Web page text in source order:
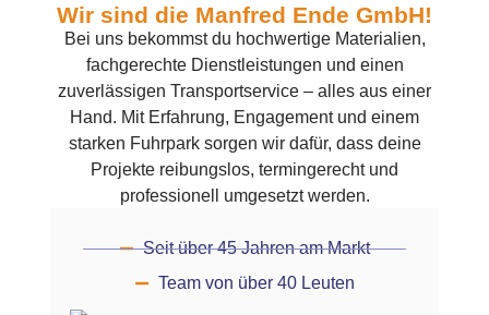
Wir sind die Manfred Ende GmbH!
Bei uns bekommst du hochwertige Materialien,
fachgerechte Dienstleistungen und einen
zuverlässigen Transportservice – alles aus einer
Hand. Mit Erfahrung, Engagement und einem
starken Fuhrpark sorgen wir dafür, dass deine
Projekte reibungslos, termingerecht und
professionell umgesetzt werden.
Seit über 45 Jahren am Markt
Team von über 40 Leuten